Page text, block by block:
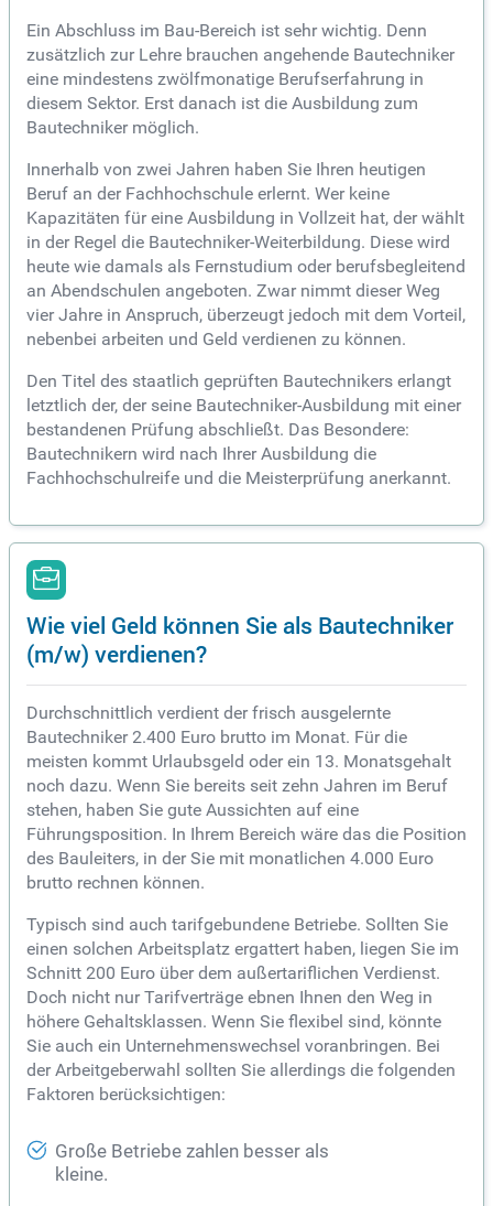
Ein Abschluss im Bau-Bereich ist sehr wichtig. Denn
zusätzlich zur Lehre brauchen angehende Bautechniker
eine mindestens zwölfmonatige Berufserfahrung in
diesem Sektor. Erst danach ist die Ausbildung zum
Bautechniker möglich.
Innerhalb von zwei Jahren haben Sie Ihren heutigen
Beruf an der Fachhochschule erlernt. Wer keine
Kapazitäten für eine Ausbildung in Vollzeit hat, der wählt
in der Regel die Bautechniker-Weiterbildung. Diese wird
heute wie damals als Fernstudium oder berufsbegleitend
an Abendschulen angeboten. Zwar nimmt dieser Weg
vier Jahre in Anspruch, überzeugt jedoch mit dem Vorteil,
nebenbei arbeiten und Geld verdienen zu können.
Den Titel des staatlich geprüften Bautechnikers erlangt
letztlich der, der seine Bautechniker-Ausbildung mit einer
bestandenen Prüfung abschließt. Das Besondere:
Bautechnikern wird nach Ihrer Ausbildung die
Fachhochschulreife und die Meisterprüfung anerkannt.
Wie viel Geld können Sie als Bautechniker
(m/w) verdienen?
Durchschnittlich verdient der frisch ausgelernte
Bautechniker 2.400 Euro brutto im Monat. Für die
meisten kommt Urlaubsgeld oder ein 13. Monatsgehalt
noch dazu. Wenn Sie bereits seit zehn Jahren im Beruf
stehen, haben Sie gute Aussichten auf eine
Führungsposition. In Ihrem Bereich wäre das die Position
des Bauleiters, in der Sie mit monatlichen 4.000 Euro
brutto rechnen können.
Typisch sind auch tarifgebundene Betriebe. Sollten Sie
einen solchen Arbeitsplatz ergattert haben, liegen Sie im
Schnitt 200 Euro über dem außertariflichen Verdienst.
Doch nicht nur Tarifverträge ebnen Ihnen den Weg in
höhere Gehaltsklassen. Wenn Sie flexibel sind, könnte
Sie auch ein Unternehmenswechsel voranbringen. Bei
der Arbeitgeberwahl sollten Sie allerdings die folgenden
Faktoren berücksichtigen:
Große Betriebe zahlen besser als
kleine.